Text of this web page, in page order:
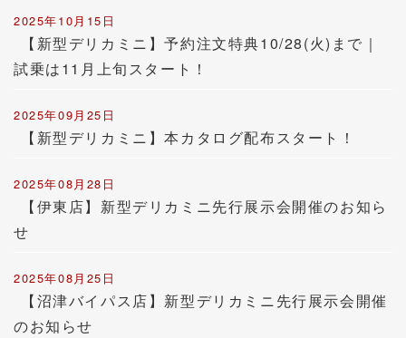
2025年10月15日
【新型デリカミニ】予約注文特典10/28(火)まで｜
試乗は11月上旬スタート！
2025年09月25日
【新型デリカミニ】本カタログ配布スタート！
2025年08月28日
【伊東店】新型デリカミニ先行展示会開催のお知ら
せ
2025年08月25日
【沼津バイパス店】新型デリカミニ先行展示会開催
のお知らせ